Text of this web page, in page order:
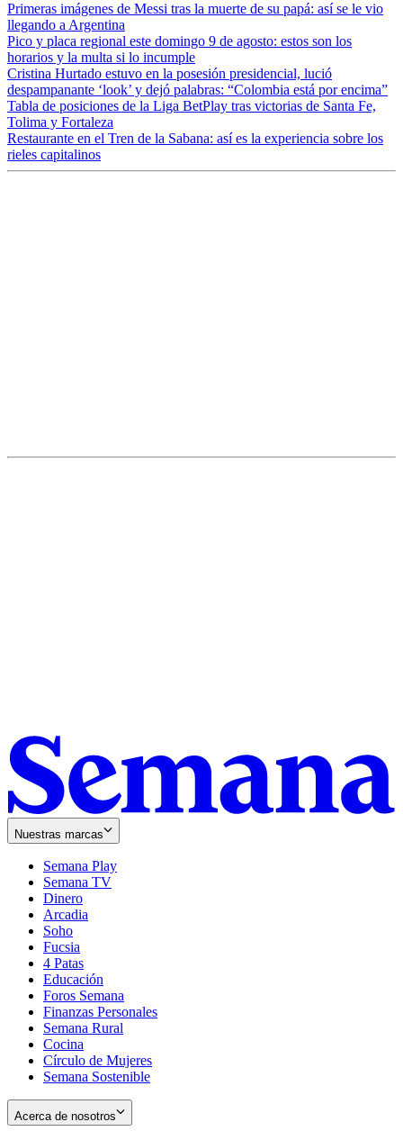
Primeras imágenes de Messi tras la muerte de su papá: así se le vio
llegando a Argentina
Pico y placa regional este domingo 9 de agosto: estos son los
horarios y la multa si lo incumple
Cristina Hurtado estuvo en la posesión presidencial, lució
despampanante ‘look’ y dejó palabras: “Colombia está por encima”
Tabla de posiciones de la Liga BetPlay tras victorias de Santa Fe,
Tolima y Fortaleza
Restaurante en el Tren de la Sabana: así es la experiencia sobre los
rieles capitalinos
Nuestras marcas
Semana Play
Semana TV
Dinero
Arcadia
Soho
in
new
window
Fucsia
in
new
window
4 Patas
Educación
Foros Semana
Finanzas Personales
Semana Rural
Cocina
Círculo de Mujeres
Semana Sostenible
Acerca de nosotros